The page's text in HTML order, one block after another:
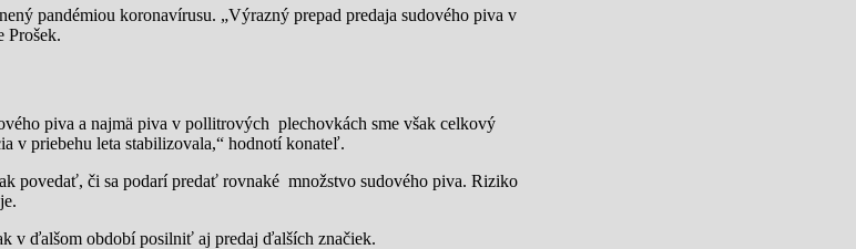
pandémiou koronavírusu. „Výrazný prepad predaja sudového piva v
Prošek.
piva a najmä piva v pollitrových plechovkách sme však celkový
v priebehu leta stabilizovala,“ hodnotí konateľ.
povedať, či sa podarí predať rovnaké množstvo sudového piva. Riziko
v ďalšom období posilniť aj predaj ďalších značiek.